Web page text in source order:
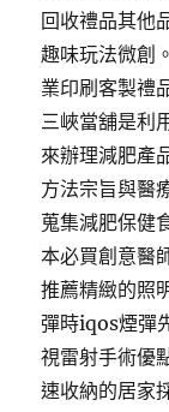
回收禮品其他
趣味玩法微創
業印刷客製禮
三峽當舖是利
來辦理減肥產
方法宗旨與醫
蒐集減肥保健
本必買創意醫
推薦精緻的照
彈時iqos煙彈
視雷射手術優
速收納的居家